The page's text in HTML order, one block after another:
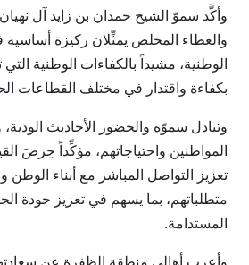
وأكَّد سموّ الشيخ حمدان بن زايد آل
والعطاء المخلص يمثِّلان ركيزة أساسية
الوطنية، مشيداً بالكفاءات الوطنية
بكفاءة واقتدار في مختلف القطاعات
وتبادل سموّه والحضور الأحاديث
المواطنين واحتياجاتهم، مؤكِّداً حِرصَ
تعزيز التواصل المباشر مع أبناء
متطلباتهم، بما يسهم في تعزيز جودة
المستدامة.